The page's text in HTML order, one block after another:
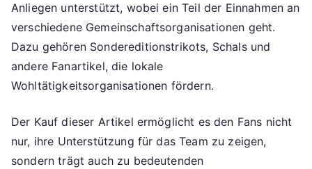
Anliegen unterstützt, wobei ein Teil der Einnahmen an
verschiedene Gemeinschaftsorganisationen geht.
Dazu gehören Sondereditionstrikots, Schals und
andere Fanartikel, die lokale
Wohltätigkeitsorganisationen fördern.
Der Kauf dieser Artikel ermöglicht es den Fans nicht
nur, ihre Unterstützung für das Team zu zeigen,
sondern trägt auch zu bedeutenden